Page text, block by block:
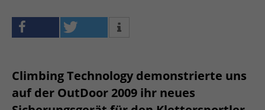
Climbing Technology demonstrierte uns
auf der OutDoor 2009 ihr neues